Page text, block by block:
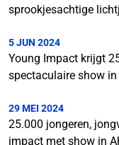
sprookjesachtige
5 JUN 2024
Young Impact krijgt
spectaculaire show in
29 MEI 2024
25.000 jongeren,
impact met show in